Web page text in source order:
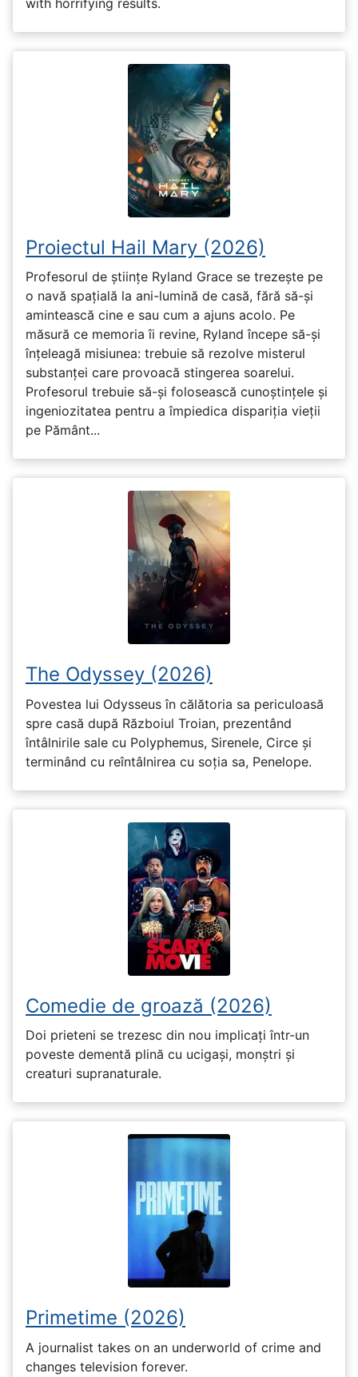
with horrifying results.
Proiectul Hail Mary (2026)
Profesorul de științe Ryland Grace se trezește pe
o navă spațială la ani-lumină de casă, fără să-și
amintească cine e sau cum a ajuns acolo. Pe
măsură ce memoria îi revine, Ryland începe să-și
înțeleagă misiunea: trebuie să rezolve misterul
substanței care provoacă stingerea soarelui.
Profesorul trebuie să-și folosească cunoștințele și
ingeniozitatea pentru a împiedica dispariția vieții
pe Pământ...
The Odyssey (2026)
Povestea lui Odysseus în călătoria sa periculoasă
spre casă după Războiul Troian, prezentând
întâlnirile sale cu Polyphemus, Sirenele, Circe și
terminând cu reîntâlnirea cu soția sa, Penelope.
Comedie de groază (2026)
Doi prieteni se trezesc din nou implicați într-un
poveste dementă plină cu ucigași, monștri și
creaturi supranaturale.
Primetime (2026)
A journalist takes on an underworld of crime and
changes television forever.